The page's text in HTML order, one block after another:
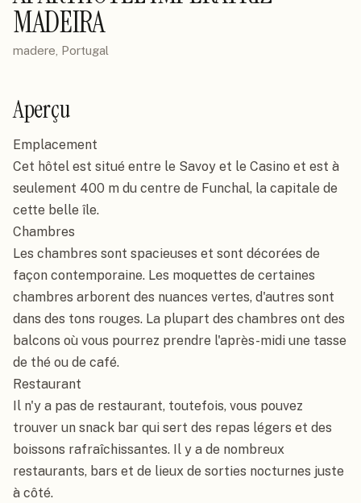
MADEIRA
madere, Portugal
Aperçu
Emplacement
Cet hôtel est situé entre le Savoy et le Casino et est à
seulement 400 m du centre de Funchal, la capitale de
cette belle île.
Chambres
Les chambres sont spacieuses et sont décorées de
façon contemporaine. Les moquettes de certaines
chambres arborent des nuances vertes, d'autres sont
dans des tons rouges. La plupart des chambres ont des
balcons où vous pourrez prendre l'après-midi une tasse
de thé ou de café.
Restaurant
Il n'y a pas de restaurant, toutefois, vous pouvez
trouver un snack bar qui sert des repas légers et des
boissons rafraîchissantes. Il y a de nombreux
restaurants, bars et de lieux de sorties nocturnes juste
à côté.